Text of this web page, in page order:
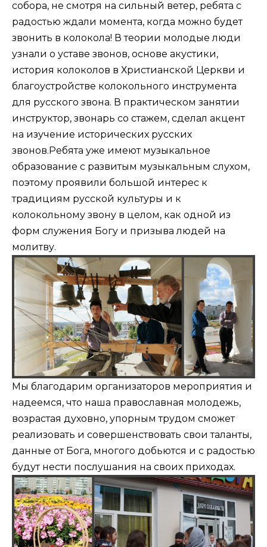
собора, не смотря на сильный ветер, ребята с
радостью ждали момента, когда можно будет
звонить в колокола! В теории молодые люди
узнали о уставе звонов, основе акустики,
история колоколов в Христианской Церкви и
благоустройстве колокольного инструмента
для русского звона. В практическом занятии
инструктор, звонарь со стажем, сделал акцент
на изучение исторических русских
звонов.Ребята уже имеют музыкальное
образование с развитым музыкальным слухом,
поэтому проявили большой интерес к
традициям русской культуры и к
колокольному звону в целом, как одной из
форм служения Богу и призыва людей на
молитву.
Мы благодарим организаторов мероприятия и
надеемся, что наша православная молодежь,
возрастая духовно, упорным трудом сможет
реализовать и совершенствовать свои таланты,
данные от Бога, многого добьются и с радостью
будут нести послушания на своих приходах.